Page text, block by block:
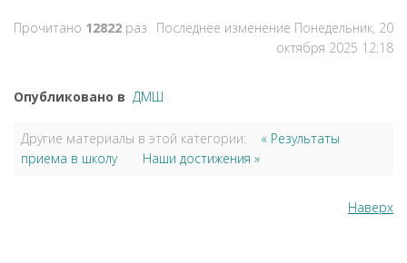
Прочитано 12822 раз
Последнее изменение Понедельник, 20
октября 2025 12:18
Опубликовано в ДМШ
Другие материалы в этой категории:
« Результаты
приема в школу
Наши достижения »
Наверх